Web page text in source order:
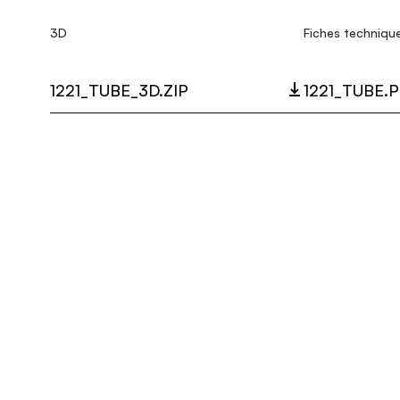
3D
1221_TUBE_3D.ZIP
Fiches